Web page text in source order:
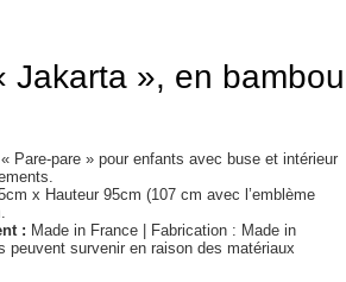
Jakarta », en bambou
Pare-pare » pour enfants avec buse et intérieur
x Hauteur 95cm (107 cm avec l’emblème
: Made in France | Fabrication : Made in
peuvent survenir en raison des matériaux